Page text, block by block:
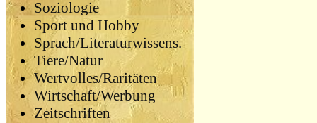
Soziologie
Sport und Hobby
Sprach/Literaturwissens.
Tiere/Natur
Wertvolles/Raritäten
Wirtschaft/Werbung
Zeitschriften